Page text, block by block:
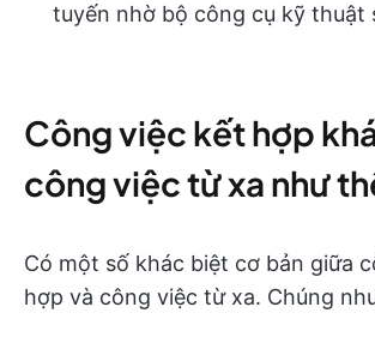
tuyến nhờ bộ công cụ kỹ thuật
Công việc kết hợp
công việc từ xa như
Có một số khác biệt cơ bản giữa
hợp và công việc từ xa. Chúng